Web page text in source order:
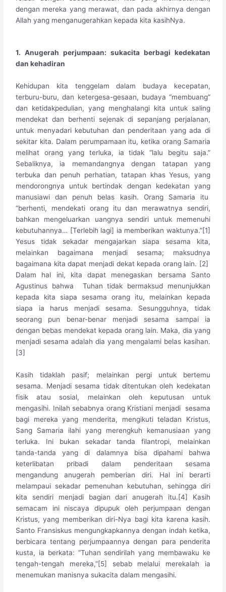
dengan mereka yang merawat, dan pada akhirnya dengan
Allah yang menganugerahkan kepada kita kasihNya.
1. Anugerah perjumpaan: sukacita berbagi kedekatan
dan kehadiran
Kehidupan kita tenggelam dalam budaya kecepatan,
terburu-buru, dan ketergesa-gesaan, budaya “membuang”
dan ketidakpedulian, yang menghalangi kita untuk saling
mendekat dan berhenti sejenak di sepanjang perjalanan,
untuk menyadari kebutuhan dan penderitaan yang ada di
sekitar kita. Dalam perumpamaan itu, ketika orang Samaria
melihat orang yang terluka, ia tidak “lalu begitu saja.”
Sebaliknya, ia memandangnya dengan tatapan yang
terbuka dan penuh perhatian, tatapan khas Yesus, yang
mendorongnya untuk bertindak dengan kedekatan yang
manusiawi dan penuh belas kasih. Orang Samaria itu
“berhenti, mendekati orang itu dan merawatnya sendiri,
bahkan mengeluarkan uangnya sendiri untuk memenuhi
kebutuhannya… [Terlebih lagi] ia memberikan waktunya.”[1]
Yesus tidak sekadar mengajarkan siapa sesama kita,
melainkan bagaimana menjadi sesama; maksudnya
bagaimana kita dapat menjadi dekat kepada orang lain. [2]
Dalam hal ini, kita dapat menegaskan bersama Santo
Agustinus bahwa Tuhan tidak bermaksud menunjukkan
kepada kita siapa sesama orang itu, melainkan kepada
siapa ia harus menjadi sesama. Sesungguhnya, tidak
seorang pun benar-benar menjadi sesama sampai ia
dengan bebas mendekat kepada orang lain. Maka, dia yang
menjadi sesama adalah dia yang mengalami belas kasihan.
[3]
Kasih tidaklah pasif; melainkan pergi untuk bertemu
sesama. Menjadi sesama tidak ditentukan oleh kedekatan
fisik atau sosial, melainkan oleh keputusan untuk
mengasihi. Inilah sebabnya orang Kristiani menjadi sesama
bagi mereka yang menderita, mengikuti teladan Kristus,
Sang Samaria ilahi yang merengkuh kemanusiaan yang
terluka. Ini bukan sekadar tanda filantropi, melainkan
tanda-tanda yang di dalamnya bisa dipahami bahwa
keterlibatan pribadi dalam penderitaan sesama
mengandung anugerah pemberian diri. Hal ini berarti
melampaui sekadar pemenuhan kebutuhan, sehingga diri
kita sendiri menjadi bagian dari anugerah itu.[4] Kasih
semacam ini niscaya dipupuk oleh perjumpaan dengan
Kristus, yang memberikan diri-Nya bagi kita karena kasih.
Santo Fransiskus mengungkapkannya dengan indah ketika,
berbicara tentang perjumpaannya dengan para penderita
kusta, ia berkata: “Tuhan sendirilah yang membawaku ke
tengah-tengah mereka,”[5] sebab melalui merekalah ia
menemukan manisnya sukacita dalam mengasihi.